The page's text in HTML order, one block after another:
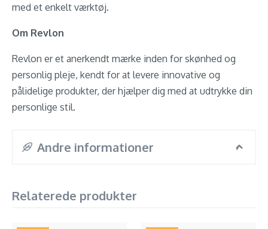
med et enkelt værktøj.
Om Revlon
Revlon er et anerkendt mærke inden for skønhed og
personlig pleje, kendt for at levere innovative og
pålidelige produkter, der hjælper dig med at udtrykke din
personlige stil.
Andre informationer
Relaterede produkter